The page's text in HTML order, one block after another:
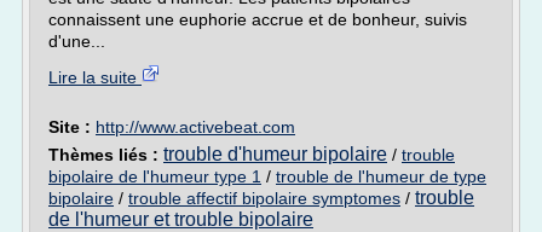
connaissent une euphorie accrue et de bonheur, suivis
d'une...
Lire la suite
Site : http://www.activebeat.com
Thèmes liés : trouble d'humeur bipolaire / trouble
bipolaire de l'humeur type 1 / trouble de l'humeur de type
bipolaire / trouble affectif bipolaire symptomes / trouble
de l'humeur et trouble bipolaire